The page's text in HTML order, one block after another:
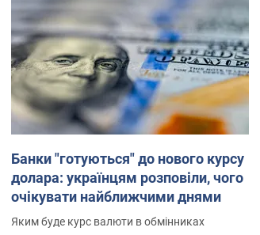
Банки "готуються" до нового курсу
долара: українцям розповіли, чого
очікувати найближчими днями
Яким буде курс валюти в обмінниках